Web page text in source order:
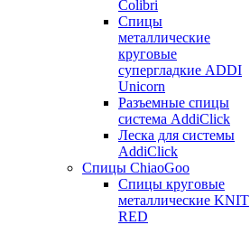
Colibri
Спицы
металлические
круговые
супергладкие ADDI
Unicorn
Разъемные спицы
система AddiClick
Леска для системы
AddiClick
Спицы ChiaoGoo
Спицы круговые
металлические KNIT
RED